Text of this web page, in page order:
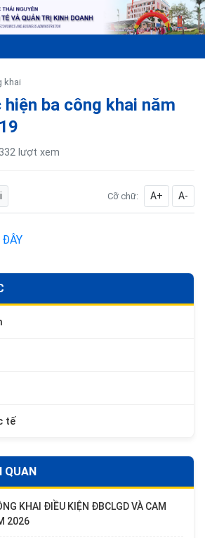
khai
ba công khai năm
lượt xem
Cỡ chữ: A+ A-
tế
QUAN
KHAI ĐIỀU KIỆN ĐBCLGD VÀ CAM
2026